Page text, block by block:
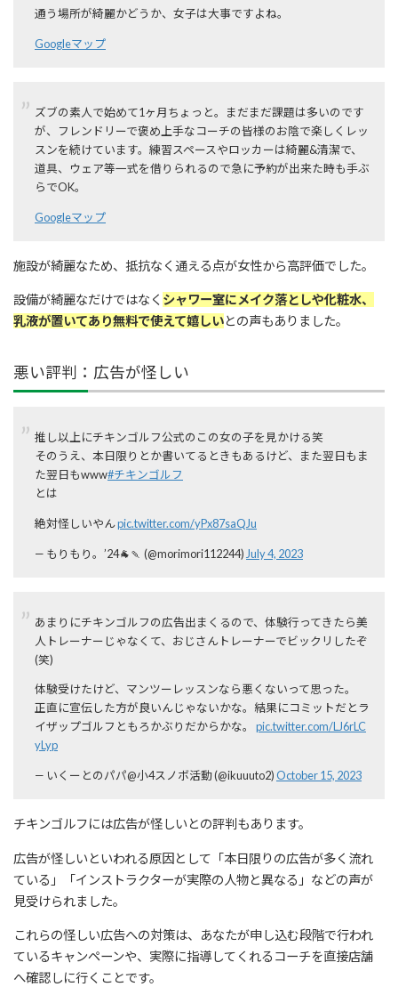
通う場所が綺麗かどうか、女子は大事ですよね。
Googleマップ
ズブの素人で始めて1ヶ月ちょっと。まだまだ課題は多いのです
が、フレンドリーで褒め上手なコーチの皆様のお陰で楽しくレッ
スンを続けています。練習スペースやロッカーは綺麗&清潔で、
道具、ウェア等一式を借りられるので急に予約が出来た時も手ぶ
らでOK。
Googleマップ
施設が綺麗なため、抵抗なく通える点が女性から高評価でした。
設備が綺麗なだけではなく シャワー室にメイク落としや化粧水、
乳液が置いてあり無料で使えて嬉しいとの声もありました。
悪い評判：広告が怪しい
推し以上にチキンゴルフ公式のこの女の子を見かける笑
そのうえ、本日限りとか書いてるときもあるけど、また翌日もま
た翌日もwww#チキンゴルフ
とは
絶対怪しいやんpic.twitter.com/yPx87saQJu
— もりもり。’24🐐🍡 (@morimori112244) July 4, 2023
あまりにチキンゴルフの広告出まくるので、体験行ってきたら美
人トレーナーじゃなくて、おじさんトレーナーでビックリしたぞ
(笑)
体験受けたけど、マンツーレッスンなら悪くないって思った。
正直に宣伝した方が良いんじゃないかな。結果にコミットだとラ
イザップゴルフともろかぶりだからかな。 pic.twitter.com/LJ6rLC
yLyp
— いくーとのパパ@小4スノボ活動 (@ikuuuto2)October 15, 2023
チキンゴルフには広告が怪しいとの評判もあります。
広告が怪しいといわれる原因として「本日限りの広告が多く流れ
ている」「インストラクターが実際の人物と異なる」などの声が
見受けられました。
これらの怪しい広告への対策は、あなたが申し込む段階で行われ
ているキャンペーンや、実際に指導してくれるコーチを直接店舗
へ確認しに行くことです。